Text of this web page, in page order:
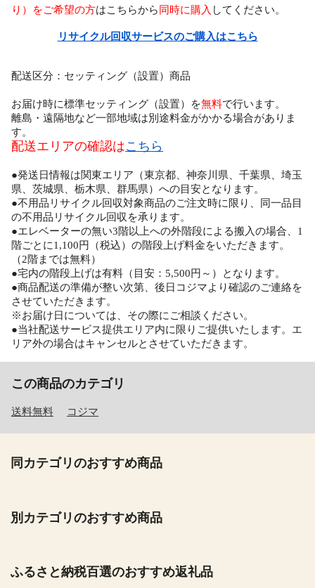
り）をご希望の方はこちらから 同時に購入 してください。
リサイクル回収サービスのご購入はこちら
配送区分：セッティング（設置）商品
お届け時に標準セッティング（設置）を無料で行います。
離島・遠隔地など一部地域は別途料金がかかる場合がありま
す。
配送エリアの確認はこちら
●発送日情報は関東エリア（東京都、神奈川県、千葉県、埼玉
県、茨城県、栃木県、群馬県）への目安となります。
●不用品リサイクル回収対象商品のご注文時に限り、同一品目
の不用品リサイクル回収を承ります。
●エレベーターの無い3階以上への外階段による搬入の場合、1
階ごとに1,100円（税込）の階段上げ料金をいただきます。
（2階までは無料）
●宅内の階段上げは有料（目安：5,500円～）となります。
●商品配送の準備が整い次第、後日コジマより確認のご連絡を
させていただきます。
※お届け日については、その際にご相談ください。
●当社配送サービス提供エリア内に限りご提供いたします。エ
リア外の場合はキャンセルとさせていただきます。
この商品のカテゴリ
送料無料 コジマ
同カテゴリのおすすめ商品
別カテゴリのおすすめ商品
ふるさと納税百選のおすすめ返礼品